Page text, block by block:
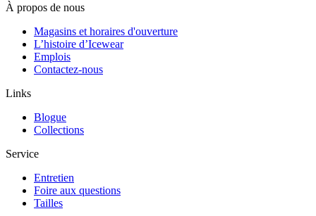
À propos de nous
Magasins et horaires d'ouverture
L’histoire d’Icewear
Emplois
Contactez-nous
Links
Blogue
Collections
Service
Entretien
Foire aux questions
Tailles